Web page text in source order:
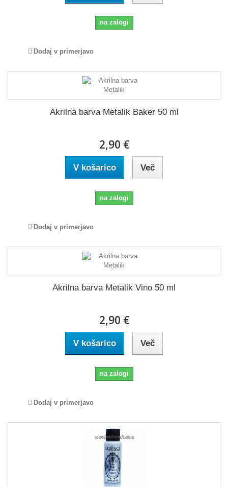
na zalogi
Dodaj v primerjavo
Akrilna barva Metalik Baker 50 ml
2,90 €
V košarico Več
na zalogi
Dodaj v primerjavo
Akrilna barva Metalik Vino 50 ml
2,90 €
V košarico Več
na zalogi
Dodaj v primerjavo